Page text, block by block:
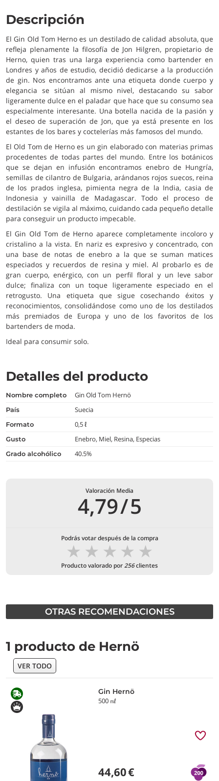
Descripción
El Gin Old Tom Herno es un destilado de calidad absoluta, que
refleja plenamente la filosofía de Jon Hilgren, propietario de
Herno, quien tras una larga experiencia como bartender en
Londres y años de estudio, decidió dedicarse a la producción
de gin. Nos encontramos ante una etiqueta donde cuerpo y
elegancia se sitúan al mismo nivel, destacando su sabor
ligeramente dulce en el paladar que hace que su consumo sea
especialmente interesante. Una botella nacida de la pasión y
el deseo de superación de Jon, que ya está presente en los
estantes de los bares y coctelerías más famosos del mundo.
El Old Tom de Herno es un gin elaborado con materias primas
procedentes de todas partes del mundo. Entre los botánicos
que se dejan en infusión encontramos enebro de Hungría,
semillas de cilantro de Bulgaria, arándanos rojos suecos, reina
de los prados inglesa, pimienta negra de la India, casia de
Indonesia y vainilla de Madagascar. Todo el proceso de
destilación se vigila al máximo, cuidando cada pequeño detalle
para conseguir un producto impecable.
El Gin Old Tom de Herno aparece completamente incoloro y
cristalino a la vista. En nariz es expresivo y concentrado, con
una base de notas de enebro a la que se suman matices
especiados y recuerdos de resina y miel. Al probarlo es de
gran cuerpo, enérgico, con un perfil floral y un leve sabor
dulce; finaliza con un toque ligeramente especiado en el
retrogusto. Una etiqueta que sigue cosechando éxitos y
reconocimientos, consolidándose como uno de los destilados
más premiados de Europa y uno de los favoritos de los
bartenders de moda.
Ideal para consumir solo.
Detalles del producto
nombre completo Gin Old Tom Hernö
país Suecia
formato 0,5 ℓ
gusto Enebro, Miel, Resina, Especias
grado alcohólico 40.5%
Valoración Media
4,79/5
Podrás votar después de la compra
★
★
★
★
★
Producto valorado por256clientes
OTRAS RECOMENDACIONES
1 producto de Hernö
VER TODO
Gin Hernö
500 ㎖
44,60€